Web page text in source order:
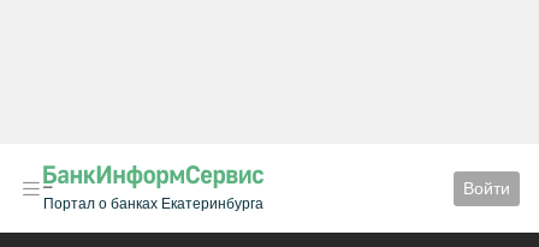
Портал о банках Екатеринбурга
Войти